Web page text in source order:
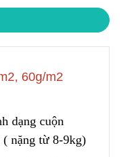
60g/m2
dạng cuộn
nặng từ 8-9kg)